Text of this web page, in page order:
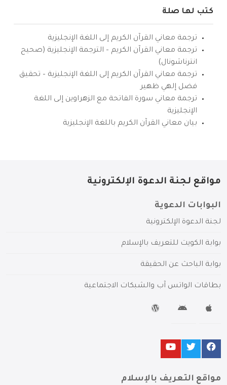
كتب لها صلة
ترجمة معاني القرآن الكريم إلى اللغة الإنجليزية
ترجمة معاني القرآن الكريم – الترجمة الإنجليزية (صحيح
انترناشونال)
ترجمة معاني القرآن الكريم إلى اللغة الإنجليزية – تحقيق
فضل إلهي ظهير
ترجمة معاني سورة الفاتحة مع الزهراوين إلى اللغة
الإنجليزية
بيان معاني القرآن الكريم باللغة الإنجليزية
مواقع لجنة الدعوة الإلكترونية
البوابات الدعوية
لجنة الدعوة الإلكترونية
بوابة الكويت للتعريف بالإسلام
بوابة الباحث عن الحقيقة
بطاقات الواتس آب والشبكات الاجتماعية
مواقع التعريف بالإسلام